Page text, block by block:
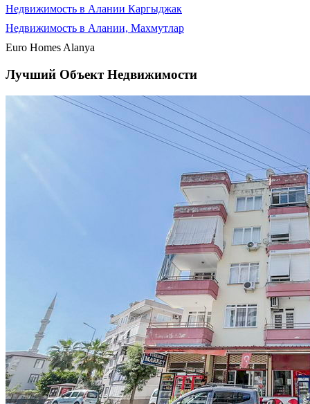
Недвижимость в Алании Каргыджак
Недвижимость в Алании, Махмутлар
Euro Homes Alanya
Лучший Объект Недвижимости